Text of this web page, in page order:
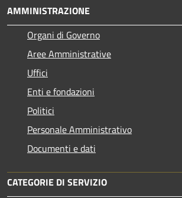
AMMINISTRAZIONE
Organi di Governo
Aree Amministrative
Uffici
Enti e fondazioni
Politici
Personale Amministrativo
Documenti e dati
CATEGORIE DI SERVIZIO